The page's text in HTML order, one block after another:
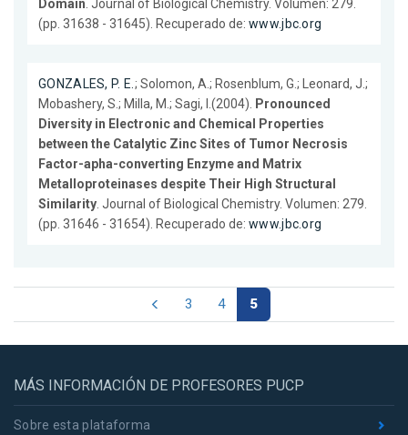
Domain. Journal of Biological Chemistry. Volumen: 279.
(pp. 31638 - 31645). Recuperado de: www.jbc.org
GONZALES, P. E.; Solomon, A.; Rosenblum, G.; Leonard, J.;
Mobashery, S.; Milla, M.; Sagi, I.(2004). Pronounced
Diversity in Electronic and Chemical Properties
between the Catalytic Zinc Sites of Tumor Necrosis
Factor-apha-converting Enzyme and Matrix
Metalloproteinases despite Their High Structural
Similarity. Journal of Biological Chemistry. Volumen: 279.
(pp. 31646 - 31654). Recuperado de: www.jbc.org
3 4 5
MÁS INFORMACIÓN DE PROFESORES PUCP
Sobre esta plataforma